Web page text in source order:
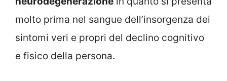
molto prima nel sangue dell’insorgenza dei
sintomi veri e propri del declino cognitivo
e fisico della persona.